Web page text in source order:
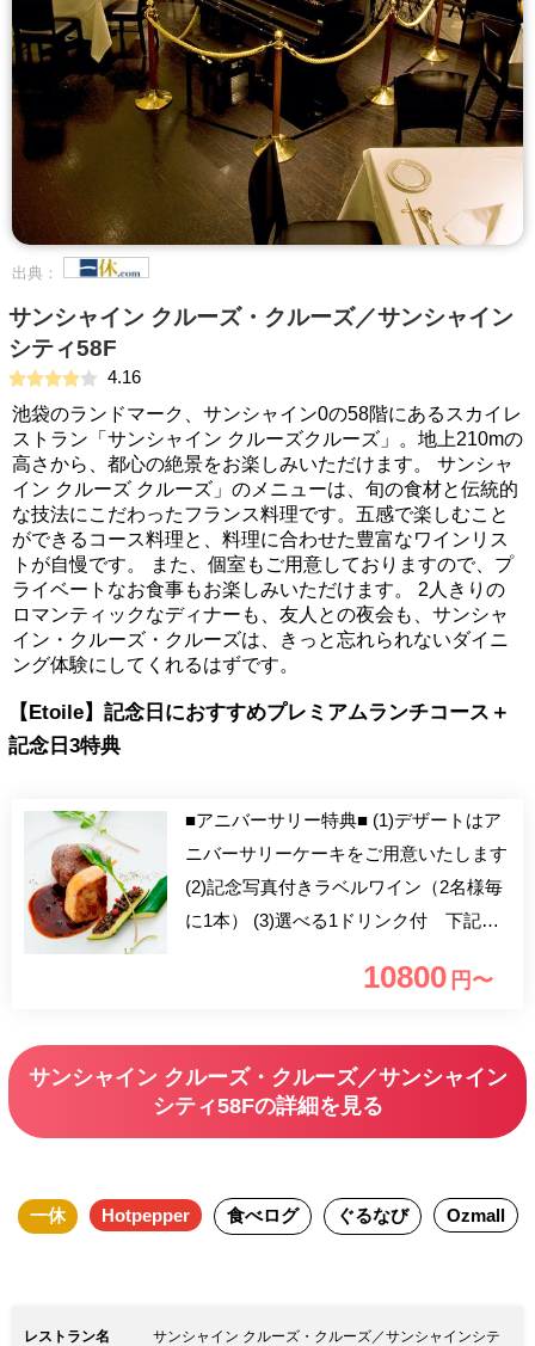
出典：
サンシャイン クルーズ・クルーズ／サンシャイン
シティ58F
4.16
池袋のランドマーク、サンシャイン0の58階にあるスカイレ
ストラン「サンシャイン クルーズクルーズ」。地上210mの
高さから、都心の絶景をお楽しみいただけます。 サンシャ
イン クルーズ クルーズ」のメニューは、旬の食材と伝統的
な技法にこだわったフランス料理です。五感で楽しむこと
ができるコース料理と、料理に合わせた豊富なワインリス
トが自慢です。 また、個室もご用意しておりますので、プ
ライベートなお食事もお楽しみいただけます。 2人きりの
ロマンティックなディナーも、友人との夜会も、サンシャ
イン・クルーズ・クルーズは、きっと忘れられないダイニ
ング体験にしてくれるはずです。
【Etoile】記念日におすすめプレミアムランチコース＋
記念日3特典
■アニバーサリー特典■ (1)デザートはア
ニバーサリーケーキをご用意いたします
(2)記念写真付きラベルワイン（2名様毎
に1本） (3)選べる1ドリンク付 下記よ
ル、ソフトドリンク ※食後のコーヒ
オリティは完成した【その瞬間】に最高
のパフォーマンスを生み出す。五感を刺
激するテーブルパフォーマンスで仕上げ
10800 円〜
サンシャイン クルーズ・クルーズ／サンシャイン
シティ58Fの詳細を見る
一休 Hotpepper 食べログ ぐるなび Ozmall
レストラン名
サンシャイン クルーズ・クルーズ／サンシャインシテ